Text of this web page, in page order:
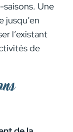
Une
jusqu’en
l’existant
de